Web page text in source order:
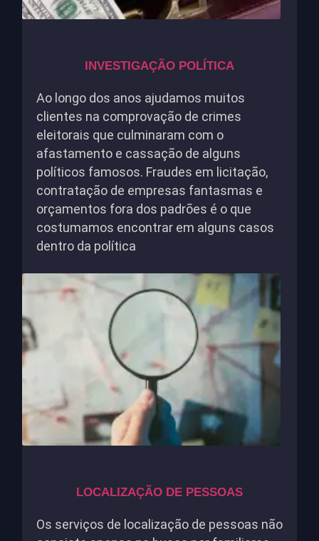
INVESTIGAÇÃO POLÍTICA
Ao longo dos anos ajudamos muitos
clientes na comprovação de crimes
eleitorais que culminaram com o
afastamento e cassação de alguns
políticos famosos. Fraudes em licitação,
contratação de empresas fantasmas e
orçamentos fora dos padrões é o que
costumamos encontrar em alguns casos
dentro da política
LOCALIZAÇÃO DE PESSOAS
Os serviços de localização de pessoas não